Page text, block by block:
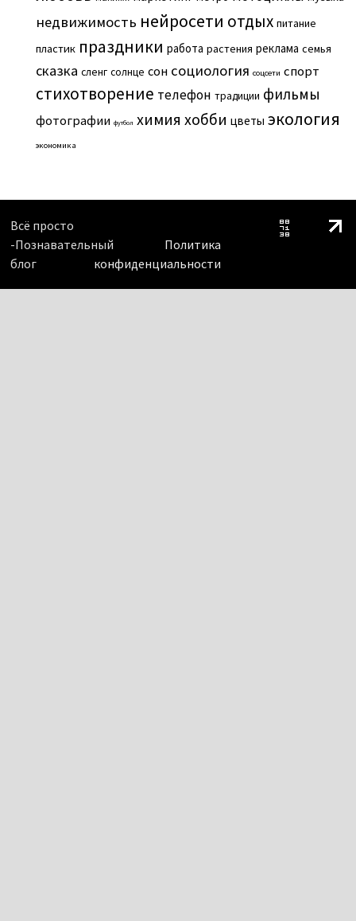
недвижимость нейросети отдых питание
пластик праздники работа растения реклама семья
сказка сленг солнце сон социология соцсети спорт
стихотворение телефон традиции фильмы
фотографии футбол химия хобби цветы экология
экономика
Всё просто
-Познавательный
блог
Политика
конфиденциальности